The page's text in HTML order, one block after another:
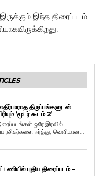
இந்த திரைப்படம்
திருப்பங்களுடன்
‘மூடர் கூடம் 2’
ஒரே இரவில்
ரசிகர்களை ஈர்த்து, வெளியான...
புதிய திரைப்படம் –